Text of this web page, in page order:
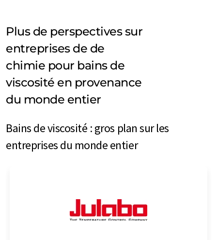
Plus de perspectives sur
entreprises de de
chimie pour bains de
viscosité en provenance
du monde entier
Bains de viscosité : gros plan sur les
entreprises du monde entier